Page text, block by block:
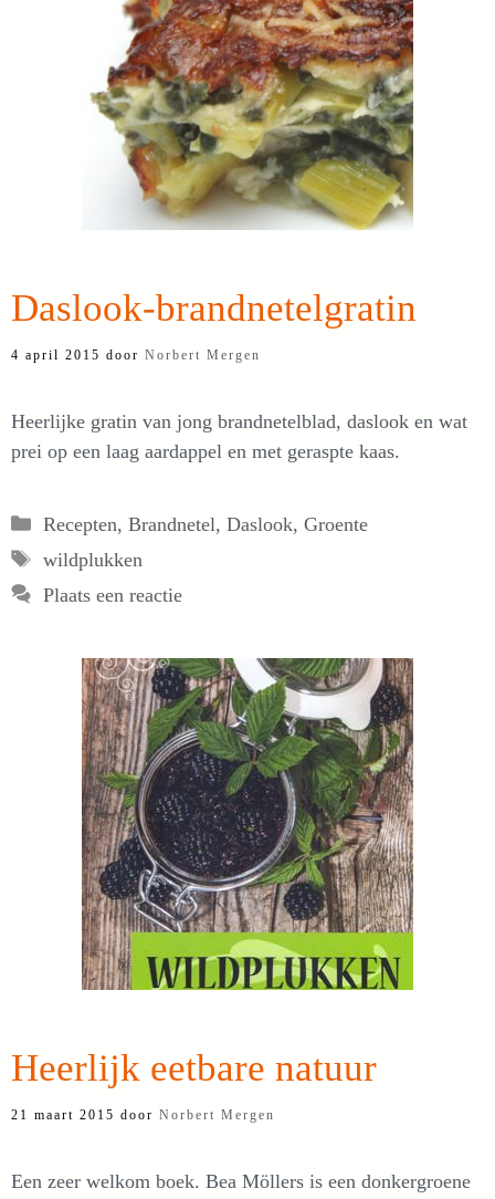
Daslook-brandnetelgratin
4 april 2015 door Norbert Mergen
Heerlijke gratin van jong brandnetelblad, daslook en wat
prei op een laag aardappel en met geraspte kaas.
Categorieën
Recepten, Brandnetel, Daslook, Groente
Tags
wildplukken
Plaats een reactie
Heerlijk eetbare natuur
21 maart 2015 door Norbert Mergen
Een zeer welkom boek. Bea Möllers is een donkergroene